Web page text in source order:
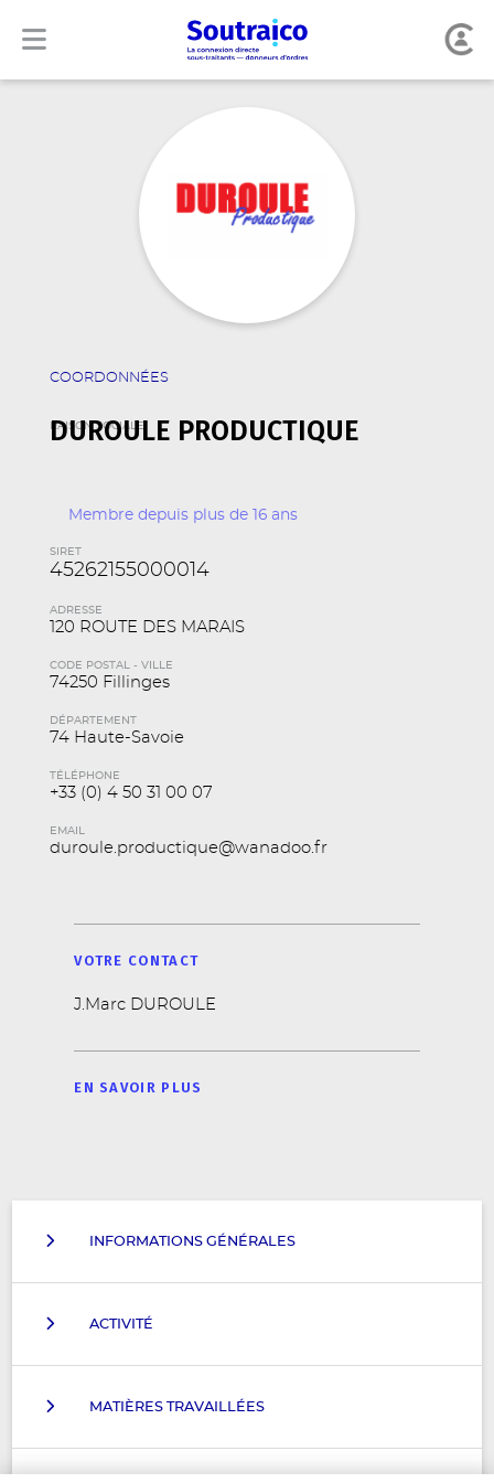
COORDONNÉES
RAISON SOCIALE
DUROULE PRODUCTIQUE
Membre depuis plus de 16 ans
SIRET
45262155000014
ADRESSE
120 ROUTE DES MARAIS
CODE POSTAL - VILLE
74250 Fillinges
DÉPARTEMENT
74 Haute-Savoie
TÉLÉPHONE
+33 (0) 4 50 31 00 07
EMAIL
duroule.productique@wanadoo.fr
VOTRE CONTACT
J.Marc DUROULE
EN SAVOIR PLUS
INFORMATIONS GÉNÉRALES
ACTIVITÉ
Equipements de serrage pour machines-outils
MATIÈRES TRAVAILLÉES